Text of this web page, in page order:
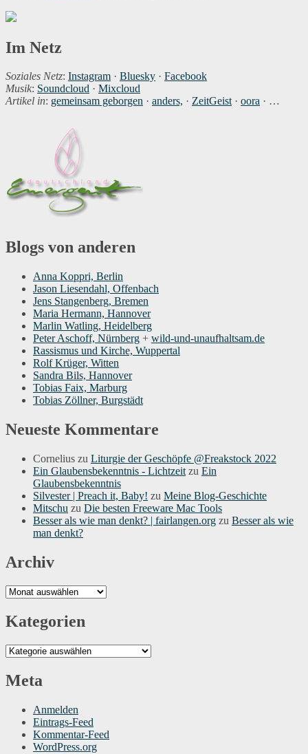
Im Netz
Soziales Netz: Instagram · Bluesky · Facebook
Musik: Soundcloud · Mixcloud
Artikel in: gemeinsam geborgen · anders, · ZeitGeist· oora · …
Blogs von anderen
Anna Koppri, Berlin
Jason Liesendahl, Offenbach
Jens Stangenberg, Bremen
Maria Hermann, Hannover
Marlin Watling, Heidelberg
Peter Aschoff, Nürnberg + wild-und-unaufhaltsam.de
Rassismus und Kirche, Wuppertal
Rolf Krüger, Witten
Sandra Bils, Hannover
Tobias Faix, Marburg
Tobias Zöllner, Burgstädt
Neueste Kommentare
Cornelius zu Liturgie der Geschöpfe @Freakstock 2022
Ein Glaubensbekenntnis - Lichtzeit zu Ein
Glaubensbekenntnis
Silvester | Preach it, Baby! zu Meine Blog-Geschichte
Mitschu zu Die besten Freeware Mac Tools
Besser als wie man denkt? | fairlangen.org zu Besser als wie
man denkt?
Archiv
Archiv
Kategorien
Kategorien
Meta
Anmelden
Eintrags-Feed
Kommentar-Feed
WordPress.org